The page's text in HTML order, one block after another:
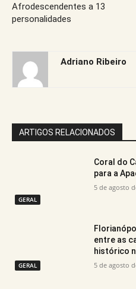
Afrodescendentes a 13
personalidades
Adriano Ribeiro
ARTIGOS RELACIONADOS
GERAL
Coral do
para a
5 de agosto
GERAL
entre as
histórico
5 de agosto